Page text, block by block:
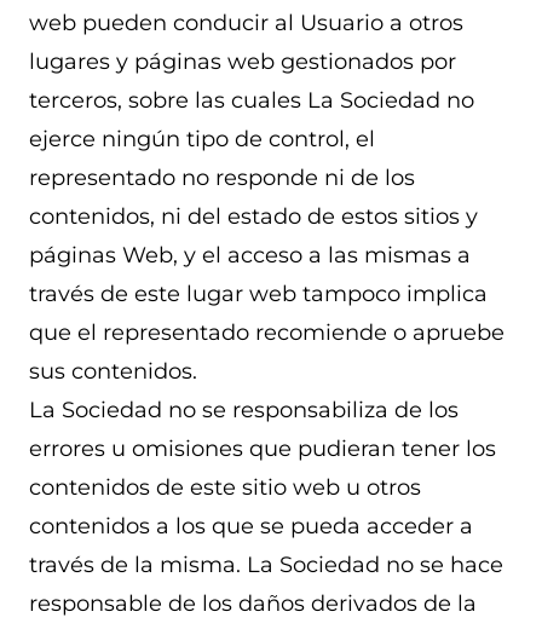
web pueden conducir al Usuario a otros
lugares y páginas web gestionados por
terceros, sobre las cuales La Sociedad no
ejerce ningún tipo de control, el
representado no responde ni de los
contenidos, ni del estado de estos sitios y
páginas Web, y el acceso a las mismas a
través de este lugar web tampoco implica
que el representado recomiende o apruebe
sus contenidos.
La Sociedad no se responsabiliza de los
errores u omisiones que pudieran tener los
contenidos de este sitio web u otros
contenidos a los que se pueda acceder a
través de la misma. La Sociedad no se hace
responsable de los daños derivados de la